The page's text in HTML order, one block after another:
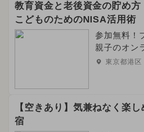
教育資金と老後資金の貯め方
こどものためのNISA活用術
参加無料！
親子のオン
東京都港区
【空きあり】気兼ねなく楽
宿